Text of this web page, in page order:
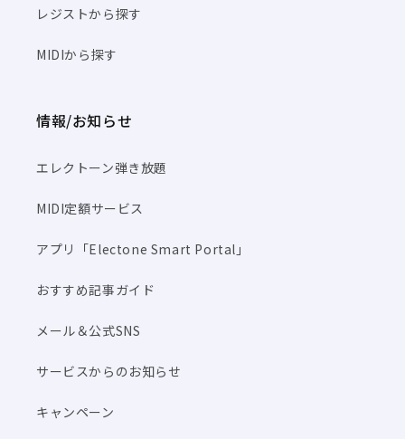
レジストから探す
MIDIから探す
情報/お知らせ
エレクトーン弾き放題
MIDI定額サービス
アプリ「Electone Smart Portal」
おすすめ記事ガイド
メール＆公式SNS
サービスからのお知らせ
キャンペーン